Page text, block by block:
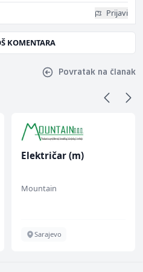
Prijavi
KOMENTARA
Povratak na članak
Električar (m)
Mountain
Sarajevo